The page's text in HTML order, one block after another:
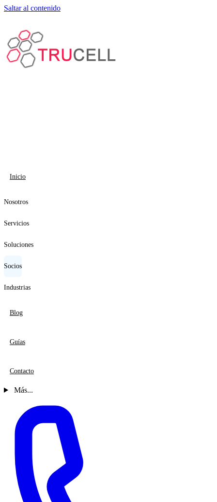
Saltar al contenido
Inicio
Nosotros
Servicios
Soluciones
Socios
Industrias
Blog
Guías
Contacto
Más...